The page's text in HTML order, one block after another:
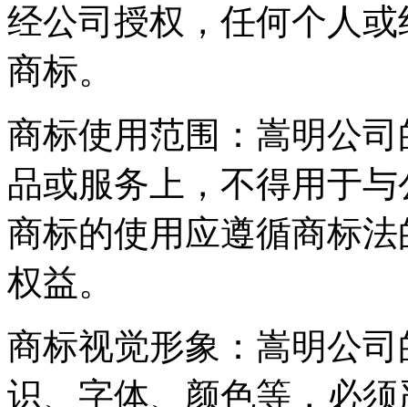
经公司授权，任何个人
商标。
商标使用范围：嵩明公
品或服务上，不得用于
商标的使用应遵循商标
权益。
商标视觉形象：嵩明公
识、字体、颜色等，必